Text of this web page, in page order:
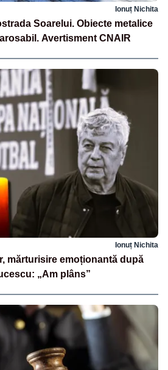
Ionuț Nichita
Soarelui. Obiecte metalice
Avertisment CNAIR
Ionuț Nichita
mărturisire emoționantă după
„Am plâns”